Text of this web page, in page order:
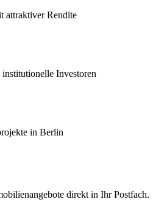
attraktiver Rendite
Investoren
in Berlin
direkt in Ihr Postfach.